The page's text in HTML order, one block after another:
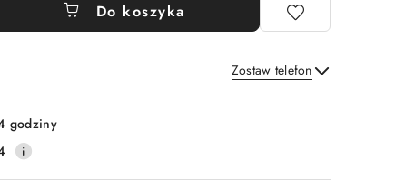
Do koszyka
Zostaw telefon
Wyślij
godziny